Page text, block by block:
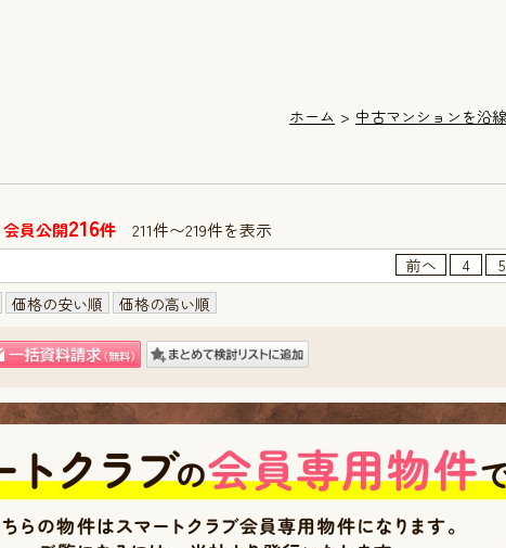
ホーム 中古マンションを沿
会員公開216件 211件〜219件を表示
前へ 4 5
価格の安い順 価格の高い順